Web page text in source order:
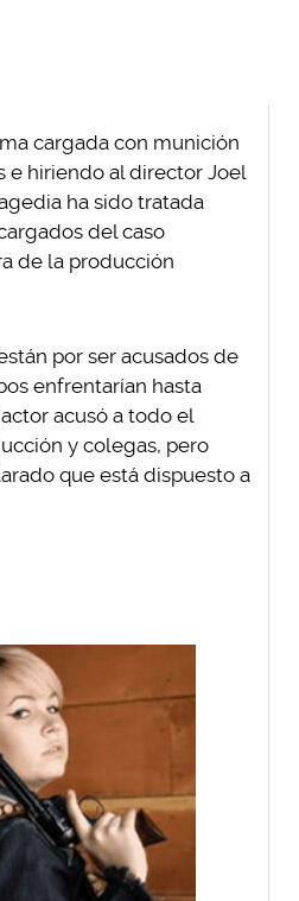
cargada con munición
e hiriendo al director Joel
ha sido tratada
del caso
de la producción
por ser acusados de
enfrentarían hasta
acusó a todo el
y colegas, pero
que está dispuesto a